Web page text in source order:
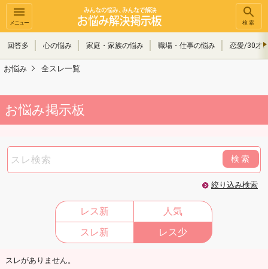
メニュー 検索
回答多 心の悩み 家庭・家族の悩み 職場・仕事の悩み 恋愛/30才
お悩み 全スレ一覧
お悩み掲示板
検索
絞り込み検索
レス新
人気
スレ新
レス少
スレがありません。